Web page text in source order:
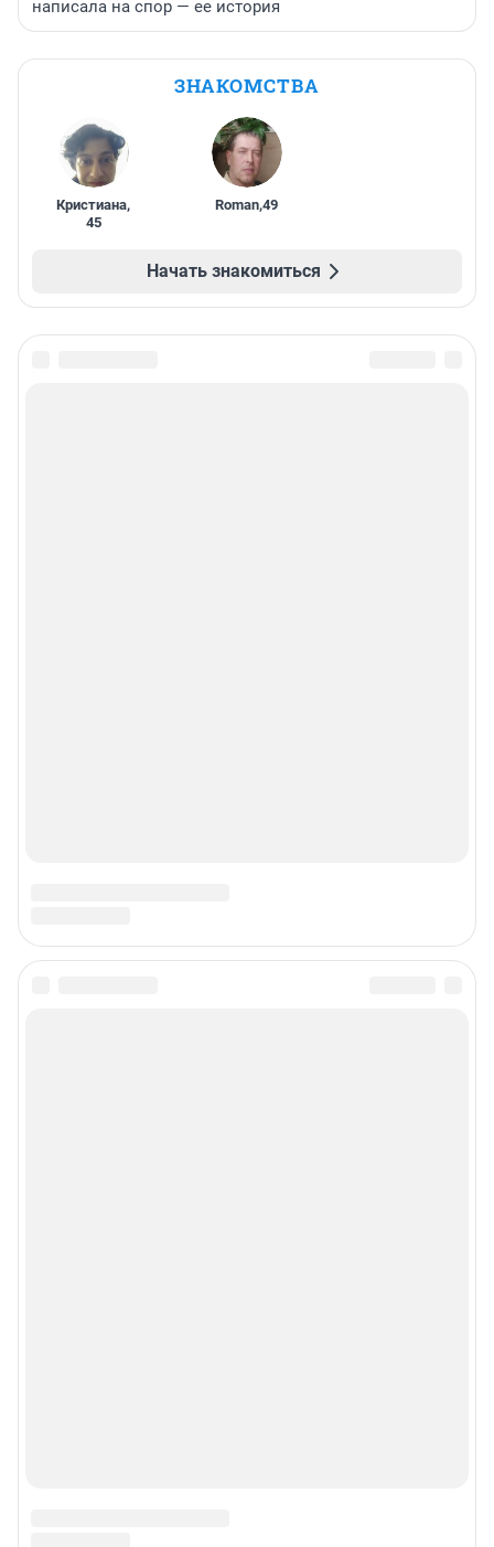
написала на спор — ее история
ЗНАКОМСТВА
Кристиана,
45
Roman,49
Начать знакомиться